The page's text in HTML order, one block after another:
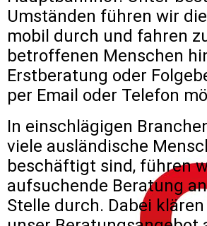
Umständen führen wir
mobil durch und fahren
betroffenen Menschen
Erstberatung oder
per Email oder Telefon
In einschlägigen
viele ausländische
beschäftigt sind, führen
aufsuchende Beratung
Stelle durch. Dabei